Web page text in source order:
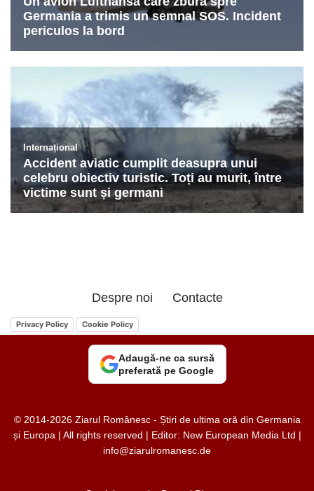
Despre noi Contacte
Privacy Policy Cookie Policy
Adaugă-ne ca sursă
preferată pe Google
© 2014-2026 Ziarul Românesc - Știri de ultima oră din Germania
și Europa | All rights reserved | Editor: New European Media Ltd |
info@ziarulromanesc.de